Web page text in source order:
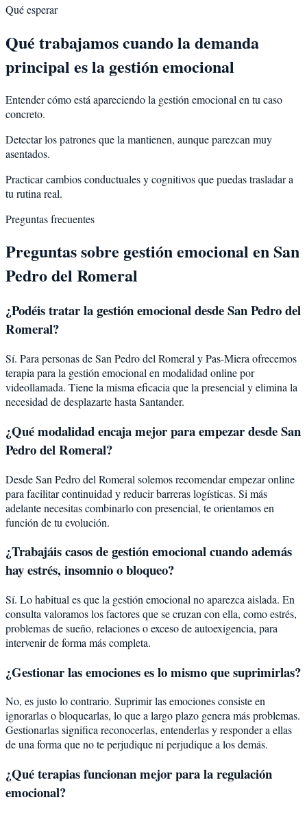
Qué esperar
Qué trabajamos cuando la demanda
principal es la gestión emocional
Entender cómo está apareciendo la gestión emocional en tu caso
concreto.
Detectar los patrones que la mantienen, aunque parezcan muy
asentados.
Practicar cambios conductuales y cognitivos que puedas trasladar a
tu rutina real.
Preguntas frecuentes
Preguntas sobre gestión emocional enSan
Pedro del Romeral
¿Podéis tratar lagestión emocionaldesdeSan Pedro del
Romeral?
Sí. Para personas de San Pedro del Romeral y Pas-Miera ofrecemos
terapia para la gestión emocional en modalidad online por
videollamada. Tiene la misma eficacia que la presencial y elimina la
necesidad de desplazarte hasta Santander.
¿Qué modalidad encaja mejor para empezar desde San
Pedro del Romeral?
Desde San Pedro del Romeral solemos recomendar empezar online
para facilitar continuidad y reducir barreras logísticas. Si más
adelante necesitas combinarlo con presencial, te orientamos en
función de tu evolución.
¿Trabajáis casos de gestión emocional cuando además
hay estrés, insomnio o bloqueo?
Sí. Lo habitual es que la gestión emocional no aparezca aislada. En
consulta valoramos los factores que se cruzan con ella, como estrés,
problemas de sueño, relaciones o exceso de autoexigencia, para
intervenir de forma más completa.
¿Gestionar las emociones es lo mismo que suprimirlas?
No, es justo lo contrario. Suprimir las emociones consiste en
ignorarlas o bloquearlas, lo que a largo plazo genera más problemas.
Gestionarlas significa reconocerlas, entenderlas y responder a ellas
de una forma que no te perjudique ni perjudique a los demás.
¿Qué terapias funcionan mejor para la regulación
emocional?